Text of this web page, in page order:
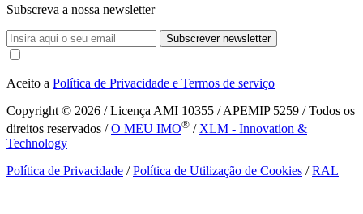
Subscreva a nossa newsletter
Subscrever newsletter
Aceito a Política de Privacidade e Termos de serviço
Copyright © 2026 / Licença AMI 10355 / APEMIP 5259 / Todos os
direitos reservados /O MEU IMO® / XLM - Innovation &
Technology
Política de Privacidade /Política de Utilização de Cookies /RAL